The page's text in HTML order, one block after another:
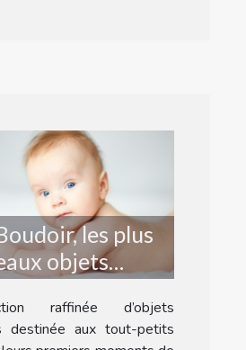
les plus
objets
pour bébé
raffinée d’objets
destinée aux tout-petits